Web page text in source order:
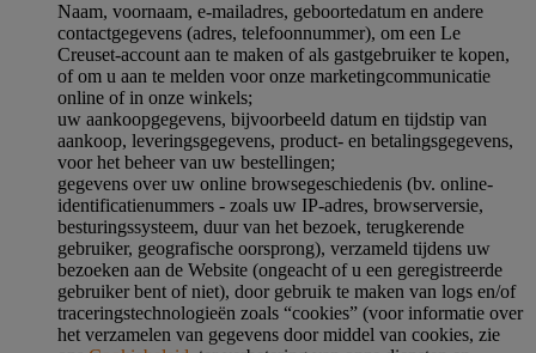
Naam, voornaam, e-mailadres, geboortedatum en andere
contactgegevens (adres, telefoonnummer), om een Le
Creuset-account aan te maken of als gastgebruiker te kopen,
of om u aan te melden voor onze marketingcommunicatie
online of in onze winkels;
uw aankoopgegevens, bijvoorbeeld datum en tijdstip van
aankoop, leveringsgegevens, product- en betalingsgegevens,
voor het beheer van uw bestellingen;
gegevens over uw online browsegeschiedenis (bv. online-
identificatienummers - zoals uw IP-adres, browserversie,
besturingssysteem, duur van het bezoek, terugkerende
gebruiker, geografische oorsprong), verzameld tijdens uw
bezoeken aan de Website (ongeacht of u een geregistreerde
gebruiker bent of niet), door gebruik te maken van logs en/of
traceringstechnologieën zoals “cookies” (voor informatie over
het verzamelen van gegevens door middel van cookies, zie